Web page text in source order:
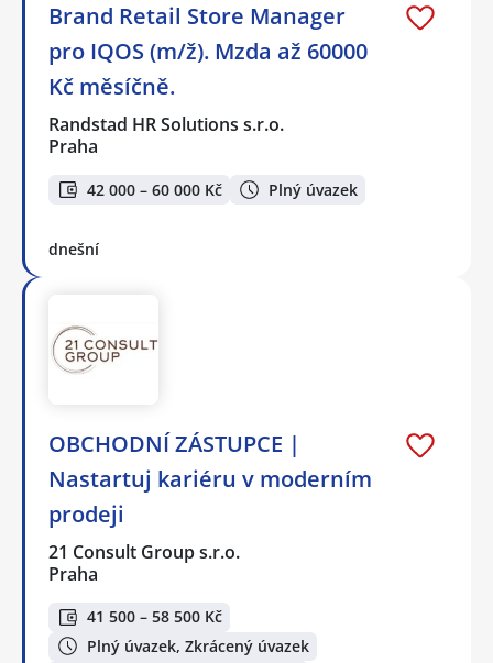
Brand Retail Store Manager
pro IQOS (m/ž). Mzda až 60000
Kč měsíčně.
Randstad HR Solutions s.r.o.
Praha
42 000 – 60 000 Kč Plný úvazek
dnešní
OBCHODNÍ ZÁSTUPCE |
Nastartuj kariéru v moderním
prodeji
21 Consult Group s.r.o.
Praha
41 500 – 58 500 Kč
Plný úvazek, Zkrácený úvazek